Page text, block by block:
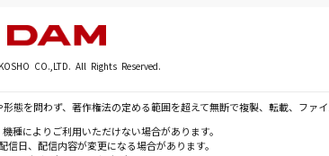
CO.,LTD. All Rights Reserved.
態を問わず、著作権法の定める範囲を超えて無断で複製、転載、ファイ
種によりご利用いただけない場合があります。
信日、配信内容が変更になる場合があります。